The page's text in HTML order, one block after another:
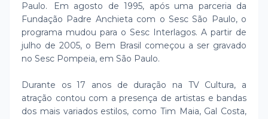
Paulo. Em agosto de 1995, após uma parceria da
Fundação Padre Anchieta com o Sesc São Paulo, o
programa mudou para o Sesc Interlagos. A partir de
julho de 2005, o Bem Brasil começou a ser gravado
no Sesc Pompeia, em São Paulo.
Durante os 17 anos de duração na TV Cultura, a
atração contou com a presença de artistas e bandas
dos mais variados estilos, como Tim Maia, Gal Costa,